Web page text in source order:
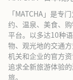
「MATCHA」是专
约、温泉、美食、
平台。以多达10种
物、观光地的交通
机关和企业的官方
追求全新旅游体验
旅。